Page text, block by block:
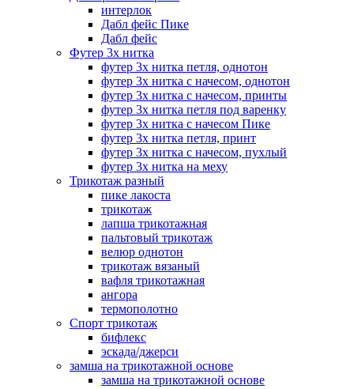
интерлок
Дабл фейс Пике
Дабл фейс
Футер 3х нитка
футер 3х нитка петля, однотон
футер 3х нитка с начесом, однотон
футер 3х нитка с начесом, принты
футер 3х нитка петля под варенку
футер 3х нитка с начесом Пике
футер 3х нитка петля, принт
футер 3х нитка с начесом, пухлый
футер 3х нитка на меху
Трикотаж разный
пике лакоста
трикотаж
лапша трикотажная
пальтовый трикотаж
велюр однотон
трикотаж вязаный
вафля трикотажная
ангора
термополотно
Спорт трикотаж
бифлекс
эскада/джерси
замша на трикотажной основе
замша на трикотажной основе